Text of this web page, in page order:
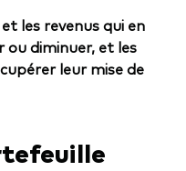
les revenus qui en
diminuer, et les
leur mise de